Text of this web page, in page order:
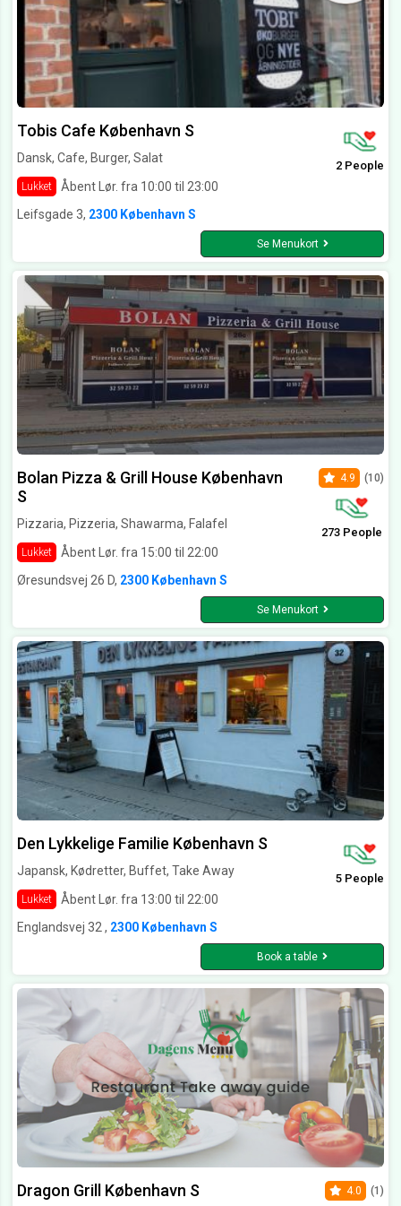
Tobis Cafe København S
Dansk, Cafe, Burger, Salat
Lukket Åbent Lør. fra 10:00 til 23:00
2 People
Leifsgade 3, 2300 København S
Se Menukort
Bolan Pizza & Grill House København
S
Pizzaria, Pizzeria, Shawarma, Falafel
Lukket Åbent Lør. fra 15:00 til 22:00
4.9 (10)
273 People
Øresundsvej 26 D, 2300 København S
Se Menukort
Den Lykkelige Familie København S
Japansk, Kødretter, Buffet, Take Away
Lukket Åbent Lør. fra 13:00 til 22:00
5 People
Englandsvej 32 , 2300 København S
Book a table
Dragon Grill København S 4.0 (1)